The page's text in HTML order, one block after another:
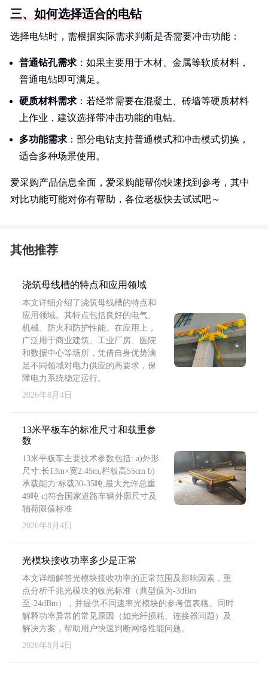
三、如何选择适合的电钻
选择电钻时，需根据实际需求判断是否需要冲击功能：
普通钻孔需求 ：如果主要用于木材、金属等软质材料，
普通电钻即可满足。
硬质材料需求 ：若经常需要在混凝土、砖墙等硬质材料
上作业，建议选择带冲击功能的电钻。
多功能需求 ：部分电钻支持普通模式和冲击模式切换，
适合多种场景使用。
爱采购产品信息全面，爱采购能帮你快速找到参考，其中
对比功能可能对你有帮助，各位老板快去试试吧～
其他推荐
浇筑母线槽的特点和应用领域
本文详细介绍了浇筑母线槽的特点和
应用领域。其特点包括良好的电气、
机械、防火和防护性能。在应用上，
广泛用于商业建筑、工业厂房、医院
和数据中心等场所，凭借自身优势满
足不同领域对电力供应的高要求，保
障电力系统稳定运行。
2026年8月4日
13米平板车的标准尺寸和载重参
数
13米平板车主要技术参数包括: a)外形
尺寸:长13m×宽2.45m,栏板高55cm b)
承载能力:标载30-35吨,最大允许总重
49吨 c)符合国家道路车辆外廓尺寸及
轴荷限值标准
2026年8月4日
光模块接收功率多少是正常
本文详细解答光模块接收功率的正常范围及影响因素，重
点分析千兆光模块的收光标准（典型值为-3dBm
至-24dBm），并提供不同速率光模块的参考值表格。同时
解释功率异常的常见原因（如光纤损耗、连接器问题）及
解决方案，帮助用户快速判断网络性能问题。
2026年8月4日